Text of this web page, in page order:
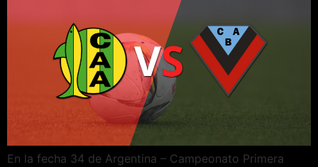
En la fecha 34 de Argentina – Campeonato Primera